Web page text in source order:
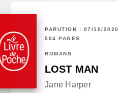
PARUTION : 07/10/2020
504 PAGES
ROMANS
LOST MAN
Jane Harper